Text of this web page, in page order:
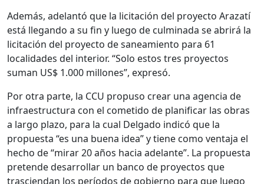
Además, adelantó que la licitación del proyecto Arazatí
está llegando a su fin y luego de culminada se abrirá la
licitación del proyecto de saneamiento para 61
localidades del interior. “Solo estos tres proyectos
suman US$ 1.000 millones”, expresó.
Por otra parte, la CCU propuso crear una agencia de
infraestructura con el cometido de planificar las obras
a largo plazo, para la cual Delgado indicó que la
propuesta “es una buena idea” y tiene como ventaja el
hecho de “mirar 20 años hacia adelante”. La propuesta
pretende desarrollar un banco de proyectos que
trasciendan los períodos de gobierno para que luego